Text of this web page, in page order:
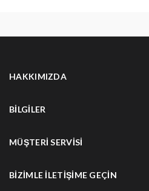
HAKKIMIZDA
BILGILER
MÜŞTERI SERVISI
BIZIMLE İLETIŞIME GEÇIN